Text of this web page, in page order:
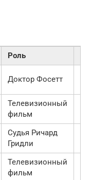
Роль
Доктор Фосетт
Телевизионный
фильм
Судья Ричард
Гридли
Телевизионный
фильм